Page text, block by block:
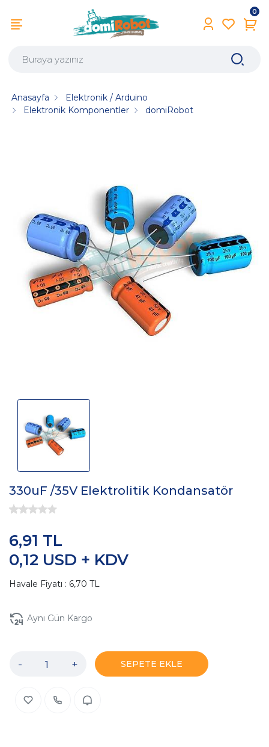
0
Anasayfa
Elektronik / Arduino
Elektronik Komponentler
domiRobot
330uF /35V Elektrolitik Kondansatör
0,12 USD + KDV
6,91 TL
Havale Fiyatı : 6,70 TL
Aynı Gün Kargo
- + SEPETE EKLE